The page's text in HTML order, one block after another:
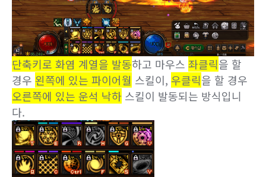
단축키로 화염 계열을 발동하고 마우스 좌클릭을 할
경우 왼쪽에 있는 파이어월 스킬이, 우클릭을 할 경우
오른쪽에 있는 운석 낙하 스킬이 발동되는 방식입니
다.